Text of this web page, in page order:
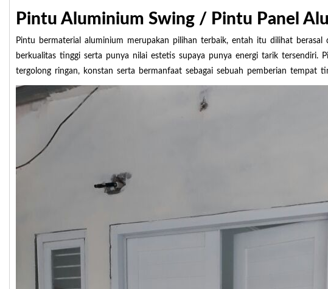
Pintu Aluminium Swing / Pintu Panel
Pintu bermaterial aluminium merupakan pilihan terbaik, entah itu dilihat
berkualitas tinggi serta punya nilai estetis supaya punya energi tarik
tergolong ringan, konstan serta bermanfaat sebagai sebuah pemberian tempat